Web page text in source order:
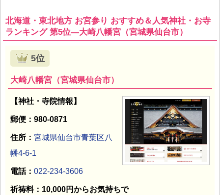
北海道・東北地方 お宮参り おすすめ＆人気神社・お寺
ランキング 第5位―大崎八幡宮（宮城県仙台市）
5位
大崎八幡宮（宮城県仙台市）
【神社・寺院情報】
郵便：980-0871
住所： 宮城県仙台市青葉区八
幡4-6-1
電話： 022-234-3606
祈祷料：10,000円からお気持ちで